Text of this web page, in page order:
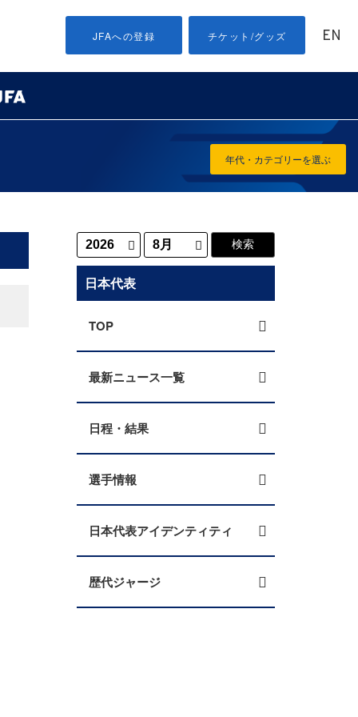
JFAへの登録 チケット/グッズ EN
年代・カテゴリーを選ぶ
日本代表
TOP
最新ニュース一覧
日程・結果
選手情報
日本代表アイデンティティ
歴代ジャージ